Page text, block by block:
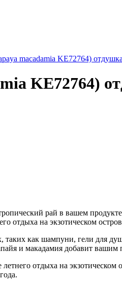
macadamia KE72764) отдушка
KE72764)
рай в вашем
отдыха на экзотическом
таких как шампуни, гели для
и макадамия добавит
отдыха на